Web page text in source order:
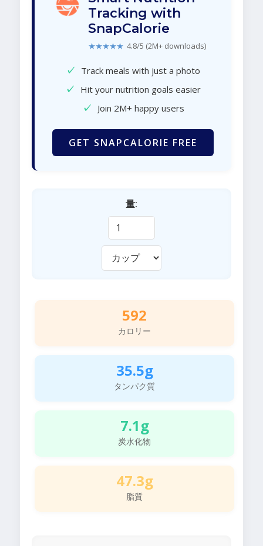
Tracking with
SnapCalorie
★★★★★ 4.8/5 (2M+ downloads)
✓ Track meals with just a photo
✓ Hit your nutrition goals easier
✓ Join 2M+ happy users
GET SNAPCALORIE FREE
量:
592
カロリー
35.5g
タンパク質
7.1g
炭水化物
47.3g
脂質